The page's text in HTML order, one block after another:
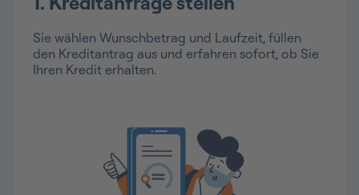
Sie wählen Wunschbetrag und Laufzeit, füllen
den Kreditantrag aus und erfahren sofort, ob Sie
Ihren Kredit erhalten.